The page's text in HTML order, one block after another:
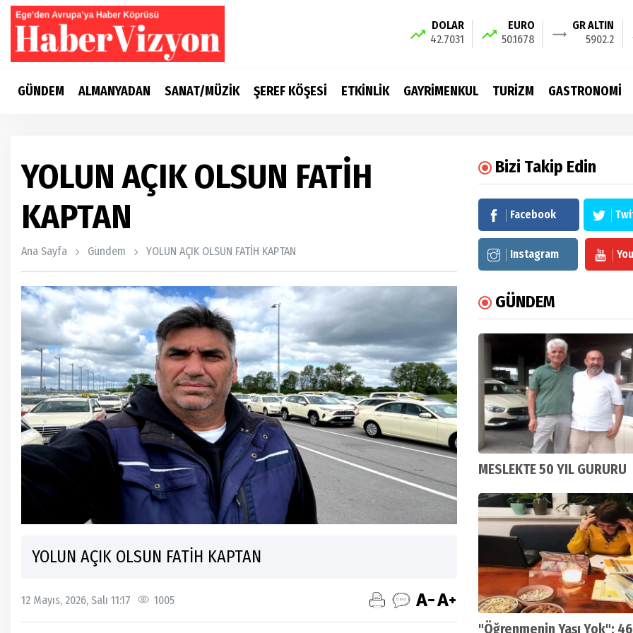
DOLAR
42.7031
EURO
50.1678
GR ALTIN
5902.2
GÜNDEM ALMANYADAN SANAT/MÜZİK ŞEREF KÖŞESİ ETKİNLİK GAYRİMENKUL TURİZM GASTRONOMİ
YOLUN AÇIK OLSUN FATİH
KAPTAN
Ana Sayfa Gündem YOLUN AÇIK OLSUN FATİH KAPTAN
YOLUN AÇIK OLSUN FATİH KAPTAN
12 Mayıs, 2026, Salı 11:17 1005
Bizi Takip Edin
Facebook
Instagram
GÜNDEM
MESLEKTE 50 YIL GURURU
"Öğrenmenin Yaşı Yok": 46